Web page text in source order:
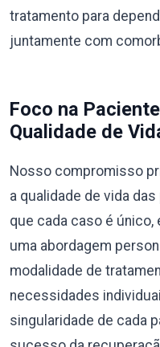
tratamento para
juntamente com
Foco na
Qualidade de
Nosso compromisso
a qualidade de vida
que cada caso é
uma abordagem
modalidade de
necessidades
singularidade de cada